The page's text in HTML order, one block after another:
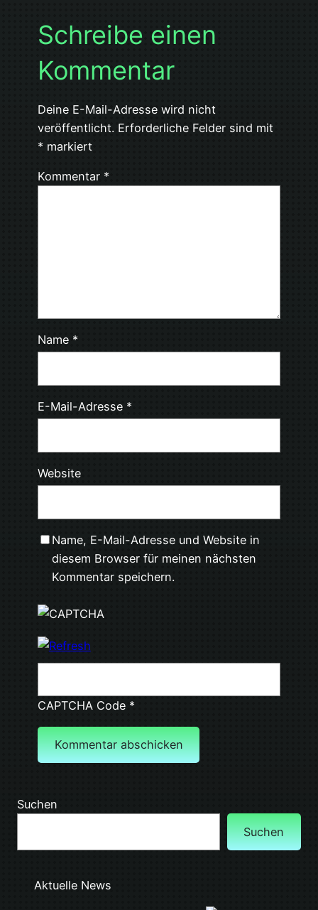
Schreibe einen
Kommentar
Deine E-Mail-Adresse wird nicht
veröffentlicht. Erforderliche Felder sind mit
* markiert
Kommentar *
Name *
E-Mail-Adresse *
Website
Name, E-Mail-Adresse und Website in
diesem Browser für meinen nächsten
Kommentar speichern.
CAPTCHA Code*
Suchen
Suchen
Aktuelle News